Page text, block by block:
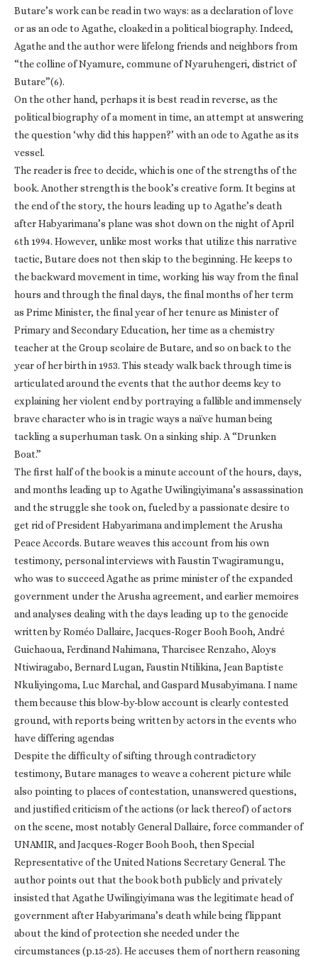
Butare’s work can be read in two ways: as a declaration of love
or as an ode to Agathe, cloaked in a political biography. Indeed,
Agathe and the author were lifelong friends and neighbors from
“the colline of Nyamure, commune of Nyaruhengeri, district of
Butare”(6).
On the other hand, perhaps it is best read in reverse, as the
political biography of a moment in time, an attempt at answering
the question ‘why did this happen?’ with an ode to Agathe as its
vessel.
The reader is free to decide, which is one of the strengths of the
book. Another strength is the book’s creative form. It begins at
the end of the story, the hours leading up to Agathe’s death
after Habyarimana’s plane was shot down on the night of April
6th 1994. However, unlike most works that utilize this narrative
tactic, Butare does not then skip to the beginning. He keeps to
the backward movement in time, working his way from the final
hours and through the final days, the final months of her term
as Prime Minister, the final year of her tenure as Minister of
Primary and Secondary Education, her time as a chemistry
teacher at the Group scolaire de Butare, and so on back to the
year of her birth in 1953. This steady walk back through time is
articulated around the events that the author deems key to
explaining her violent end by portraying a fallible and immensely
brave character who is in tragic ways a naïve human being
tackling a superhuman task. On a sinking ship. A “Drunken
Boat.”
The first half of the book is a minute account of the hours, days,
and months leading up to Agathe Uwilingiyimana’s assassination
and the struggle she took on, fueled by a passionate desire to
get rid of President Habyarimana and implement the Arusha
Peace Accords. Butare weaves this account from his own
testimony, personal interviews with Faustin Twagiramungu,
who was to succeed Agathe as prime minister of the expanded
government under the Arusha agreement, and earlier memoires
and analyses dealing with the days leading up to the genocide
written by Roméo Dallaire, Jacques-Roger Booh Booh, André
Guichaoua, Ferdinand Nahimana, Tharcisee Renzaho, Aloys
Ntiwiragabo, Bernard Lugan, Faustin Ntilikina, Jean Baptiste
Nkuliyingoma, Luc Marchal, and Gaspard Musabyimana. I name
them because this blow-by-blow account is clearly contested
ground, with reports being written by actors in the events who
have differing agendas
Despite the difficulty of sifting through contradictory
testimony, Butare manages to weave a coherent picture while
also pointing to places of contestation, unanswered questions,
and justified criticism of the actions (or lack thereof) of actors
on the scene, most notably General Dallaire, force commander of
UNAMIR, and Jacques-Roger Booh Booh, then Special
Representative of the United Nations Secretary General. The
author points out that the book both publicly and privately
insisted that Agathe Uwilingiyimana was the legitimate head of
government after Habyarimana’s death while being flippant
about the kind of protection she needed under the
circumstances (p.15-25). He accuses them of northern reasoning